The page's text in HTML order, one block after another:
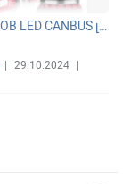
H3 130W COB LED CANBUS լուսարձակի ունիվերսալ պայծառ լամպեր
29.10.2024